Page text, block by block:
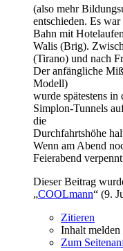
(also mehr
entschieden. Es
Bahn mit
Walis (Brig).
(Tirano) und nach
Der anfängliche
Modell)
wurde spätestens
Simplon-Tunnels
die
Durchfahrtshöhe
Wenn am Abend
Feierabend
Dieser Beitrag
„COOLmann“ (9.
Zitieren
Inhalt melden
Zum